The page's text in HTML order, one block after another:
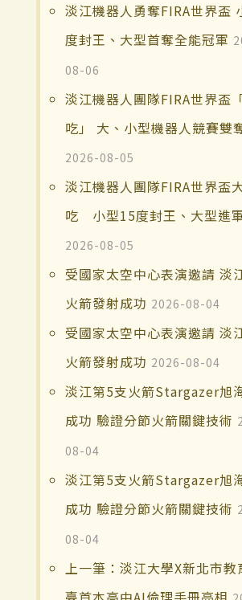
淡江機器人勇奪FIRA世界盃
度封王、大型首奪全能冠軍
08-06
淡江機器人團隊FIRA世界盃
吃」 大、小型機器人競賽雙
2026-08-05
淡江機器人團隊FIRA世界盃
吃 小型15度封王、大型進
2026-08-05
受國家太空中心表演邀請 淡
火箭發射成功 2026-08-04
受國家太空中心表演邀請 淡
火箭發射成功 2026-08-04
淡江第5支火箭Stargazer旭
成功 驗證分節火箭關鍵技術
08-04
淡江第5支火箭Stargazer旭
成功 驗證分節火箭關鍵技術
08-04
上一筆：淡江大學X新北市教